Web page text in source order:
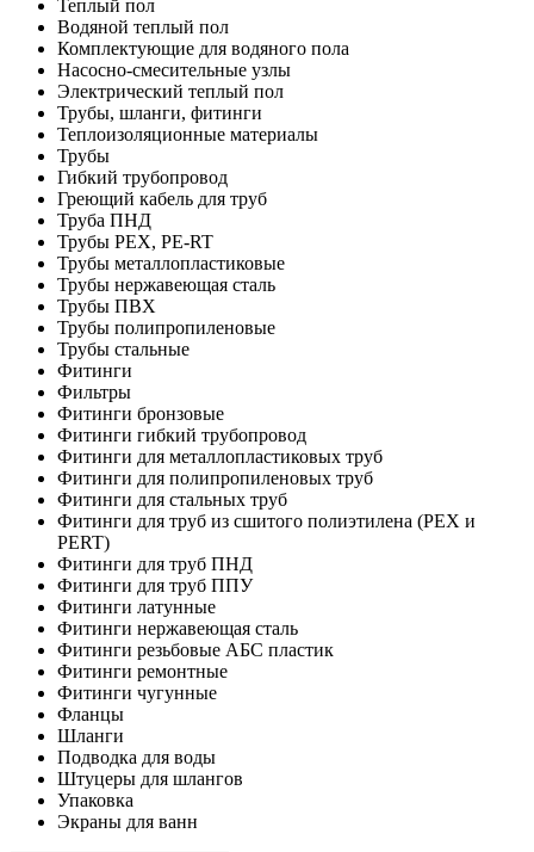
Теплый пол
Водяной теплый пол
Комплектующие для водяного пола
Насосно-смесительные узлы
Электрический теплый пол
Трубы, шланги, фитинги
Теплоизоляционные материалы
Трубы
Гибкий трубопровод
Греющий кабель для труб
Труба ПНД
Трубы PEX, PE-RT
Трубы металлопластиковые
Трубы нержавеющая сталь
Трубы ПВХ
Трубы полипропиленовые
Трубы стальные
Фитинги
Фильтры
Фитинги бронзовые
Фитинги гибкий трубопровод
Фитинги для металлопластиковых труб
Фитинги для полипропиленовых труб
Фитинги для стальных труб
Фитинги для труб из сшитого полиэтилена (PEX и
PERT)
Фитинги для труб ПНД
Фитинги для труб ППУ
Фитинги латунные
Фитинги нержавеющая сталь
Фитинги резьбовые АБС пластик
Фитинги ремонтные
Фитинги чугунные
Фланцы
Шланги
Подводка для воды
Штуцеры для шлангов
Упаковка
Экраны для ванн